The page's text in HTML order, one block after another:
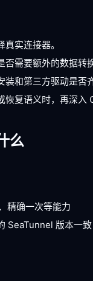
实连接器。
否需要额外的数据转
装和第三方驱动是否
恢复语义时，再深入
么
精确一次等能力
SeaTunnel 版本一致